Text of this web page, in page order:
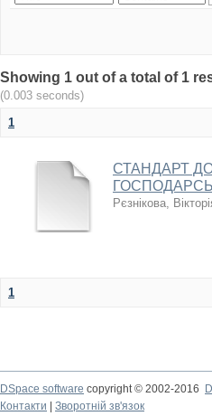
Showing 1 out of a total of 1
(0.003 seconds)
1
СТАНДАРТ
Рєзнікова,
1
DSpace software copyright © 2002-2016
Контакти
Зворотній зв'язок